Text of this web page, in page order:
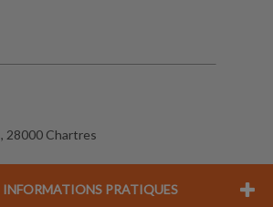
28000 Chartres
INFORMATIONS PRATIQUES